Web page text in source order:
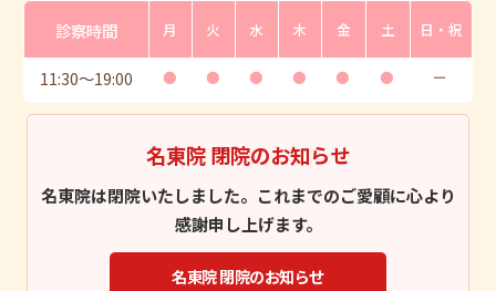
診察時間 月 火 水 木 金 土 日・祝
11:30〜19:00 ● ● ● ● ● ● ー
名東院 閉院のお知らせ
名東院は閉院いたしました。これまでのご愛顧に心より
感謝申し上げます。
名東院 閉院のお知らせ